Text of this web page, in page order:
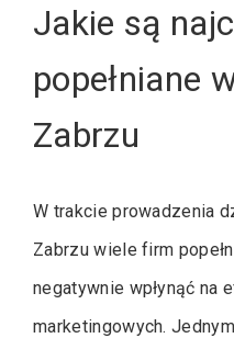
Jakie są
popełniane
Zabrzu
W trakcie prowadzenia
Zabrzu wiele firm
negatywnie wpłynąć na
marketingowych.